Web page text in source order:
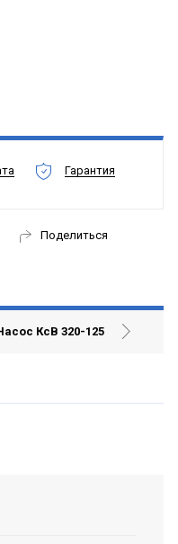
Гарантия
Поделиться
КсВ 320-125